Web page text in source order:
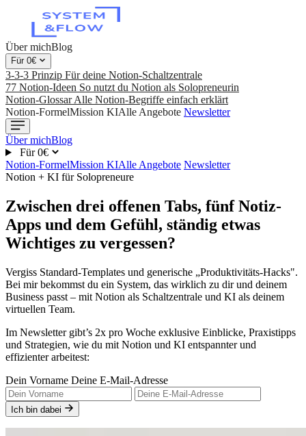
Über michBlog
Für 0€
3-3-3 Prinzip Für deine Notion-Schaltzentrale
77 Notion-Ideen So nutzt du Notion als Solopreneurin
Notion-Glossar Alle Notion-Begriffe einfach erklärt
Notion-FormelMission KIAlle Angebote Newsletter
Über michBlog
Für 0€
Notion-FormelMission KIAlle Angebote Newsletter
Notion + KI für Solopreneure
Zwischen drei offenen Tabs, fünf Notiz-
Apps und dem Gefühl, ständig etwas
Wichtiges zu vergessen?
Vergiss Standard-Templates und generische „Produktivitäts-Hacks".
Bei mir bekommst du ein System, das wirklich zu dir und deinem
Business passt – mit Notion als Schaltzentrale und KI als deinem
virtuellen Team.
Im Newsletter gibt’s 2x pro Woche exklusive Einblicke, Praxistipps
und Strategien, wie du mit Notion und KI entspannter und
effizienter arbeitest:
Dein Vorname Deine E-Mail-Adresse
Ich bin dabei